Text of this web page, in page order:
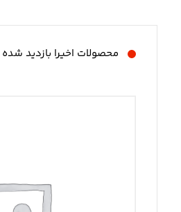
محصولات اخیرا بازدید شده